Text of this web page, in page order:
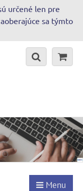
určené len pre
sa týmto
Menu